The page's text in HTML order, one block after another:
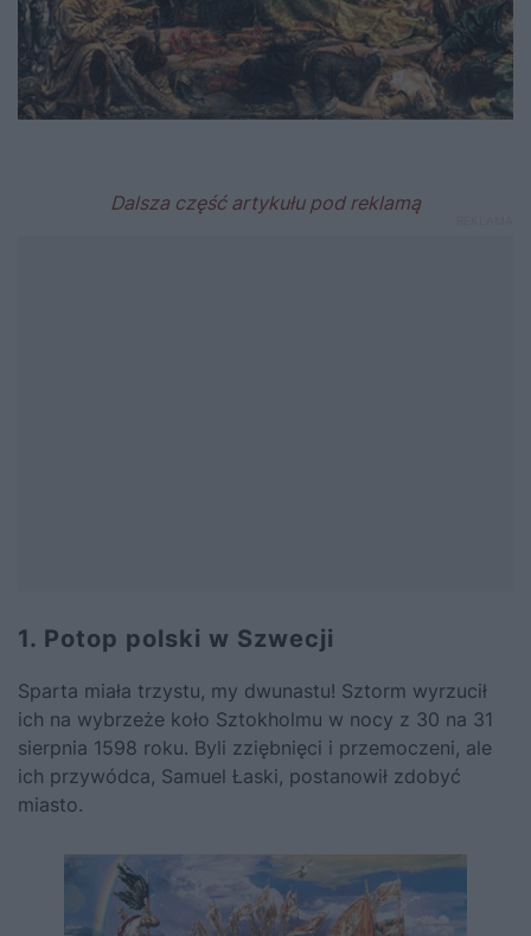
1. Potop polski w Szwecji
Sparta miała trzystu, my dwunastu! Sztorm wyrzucił
ich na wybrzeże koło Sztokholmu w nocy z 30 na 31
sierpnia 1598 roku. Byli zziębnięci i przemoczeni, ale
ich przywódca, Samuel Łaski, postanowił zdobyć
miasto.